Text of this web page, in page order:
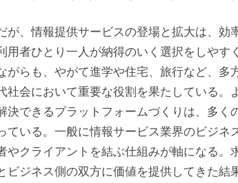
が、情報提供サービスの登場と拡大は、効
用者ひとり一人が納得のいく選択をしやす
がらも、やがて進学や住宅、旅行など、
社会において重要な役割を果たしている
決できるプラットフォームづくりは、多
ている。一般に情報サービス業界のビジ
やクライアントを結ぶ仕組みが軸になる
ビジネス側の双方に価値を提供してきた